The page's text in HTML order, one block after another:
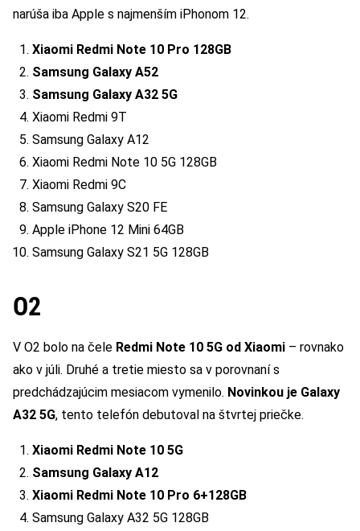
narúša iba Apple s najmenším iPhonom 12.
Xiaomi Redmi Note 10 Pro 128GB
Samsung Galaxy A52
Samsung Galaxy A32 5G
Xiaomi Redmi 9T
Samsung Galaxy A12
Xiaomi Redmi Note 10 5G 128GB
Xiaomi Redmi 9C
Samsung Galaxy S20 FE
Apple iPhone 12 Mini 64GB
Samsung Galaxy S21 5G 128GB
O2
V O2 bolo na čele Redmi Note 10 5G od Xiaomi – rovnako
ako v júli. Druhé a tretie miesto sa v porovnaní s
predchádzajúcim mesiacom vymenilo. Novinkou je Galaxy
A32 5G, tento telefón debutoval na štvrtej priečke.
Xiaomi Redmi Note 10 5G
Samsung Galaxy A12
Xiaomi Redmi Note 10 Pro 6+128GB
Samsung Galaxy A32 5G 128GB